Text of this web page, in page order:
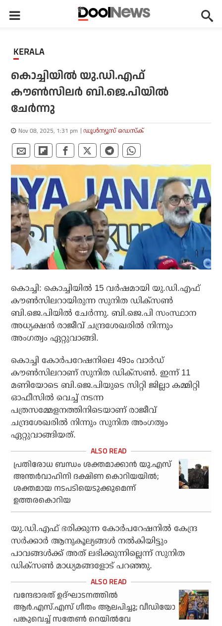
KERALA
കൊച്ചിയിൽ യു.ഡി.എഫ്
കൗൺസിലർ ബി.ജെ.പിയിൽ
ചേർന്നു
Nov 08, 2025, 1:31 pm ഡൂള്‍ന്യൂസ് ഡെസ്‌ക്
കൊച്ചി: കൊച്ചിയിൽ 15 വർഷമായി യു.ഡി.എഫ്
കൗൺസിലറായിരുന്ന സുനിത ഡിക്സൺ
ബി.ജെ.പിയിൽ ചേർന്നു. ബി.ജെ.പി സംസ്ഥാന
അധ്യക്ഷൻ രാജീവ് ചന്ദ്രശേഖരിൽ നിന്നും
അംഗത്വം ഏറ്റുവാങ്ങി.
കൊച്ചി കോർപറേഷനിലെ 49ാം വാർഡ്
കൗൺസിലറാണ് സുനിത ഡിക്സൺ. ഇന്ന് 11
മണിയോടെ ബി.ജെ.പിയുടെ സിറ്റി ജില്ലാ കമ്മിറ്റി
ഓഫീസിൽ വെച്ച് നടന്ന
പത്രസമ്മേളനത്തിനിടെയാണ് രാജീവ്
ചന്ദ്രശേഖരിൽ നിന്നും സുനിത അംഗത്വം
ഏറ്റുവാങ്ങിയത്.
പ്രതിരോധ ബന്ധം ശക്തമാക്കാന്‍ യു.എസ്
അന്തര്‍വാഹിനി ദക്ഷിണ കൊറിയയില്‍;
ശക്തമായ നടപടിയെടുക്കുമെന്ന്
ഉത്തരകൊറിയ
യു.ഡി.എഫ് ഭരിക്കുന്ന കോർപറേഷനിൽ കേന്ദ്ര
സർക്കാർ ആനുകൂല്യങ്ങൾ നൽകിയിട്ടും
പാവങ്ങൾക്ക് അത് ലഭിക്കുന്നില്ലെന്ന് സുനിത
ഡിക്സൺ മാധ്യമങ്ങളോട് പറഞ്ഞു.
വന്ദേഭാരത് ഉദ്ഘാടനത്തിൽ
ആർ.എസ്.എസ് ഗീതം ആലപിച്ചു; വീഡിയോ
പങ്കുവെച്ച് സതേൺ റെയിൽവേ